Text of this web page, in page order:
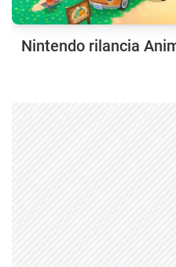
Nintendo rilancia